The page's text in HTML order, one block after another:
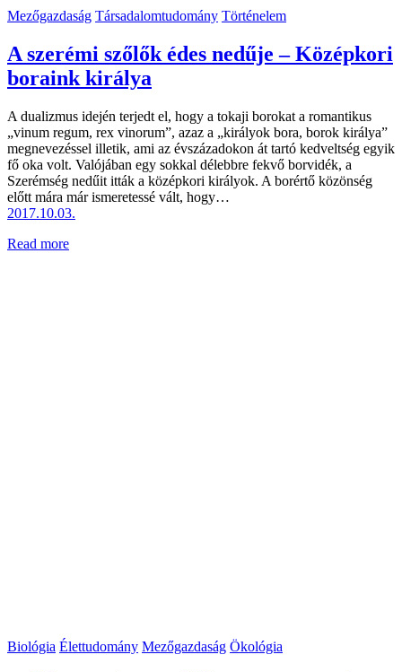
Mezőgazdaság Társadalomtudomány Történelem
A szerémi szőlők édes nedűje – Középkori
boraink királya
A dualizmus idején terjedt el, hogy a tokaji borokat a romantikus
„vinum regum, rex vinorum”, azaz a „királyok bora, borok királya”
megnevezéssel illetik, ami az évszázadokon át tartó kedveltség egyik
fő oka volt. Valójában egy sokkal délebbre fekvő borvidék, a
Szerémség nedűit itták a középkori királyok. A borértő közönség
előtt mára már ismeretessé vált, hogy…
2017.10.03.
Read more
Biológia Élettudomány Mezőgazdaság Ökológia